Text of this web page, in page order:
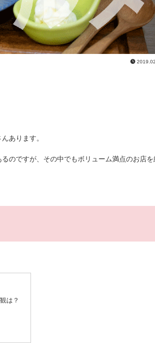
あります。
のですが、その中でもボリューム満点のお店を
は？